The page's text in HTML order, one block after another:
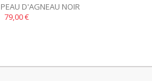
D'AGNEAU NOIR
79,00 €